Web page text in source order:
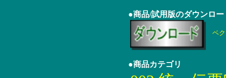
●商品/試用版のダウンロー
ベ
●商品カテゴリ